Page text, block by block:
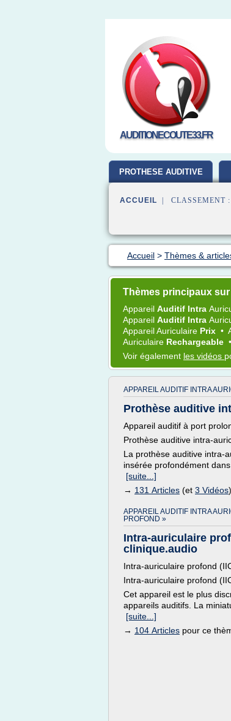
AUDITIONECOUTE33.FR
PROTHESE AUDITIVE
ACCUEIL | CLASSEMENT :
Accueil > Thèmes &
Thèmes principaux
Appareil Auditif Intra
Appareil Auditif Intra
Appareil Auriculaire Prix •
Auriculaire Rechargeable •
Voir également les vidéos
APPAREIL AUDITIF INTRA
Prothèse auditive
Appareil auditif à port
Prothèse auditive intra-
La prothèse auditive intra-
insérée profondément
[suite...]
→ 131 Articles (et 3 Vidéos
APPAREIL AUDITIF INTRA
PROFOND »
Intra-auriculaire
clinique.audio
Intra-auriculaire profond
Intra-auriculaire profond
Cet appareil est le plus
appareils auditifs. La
[suite...]
→ 104 Articles pour ce